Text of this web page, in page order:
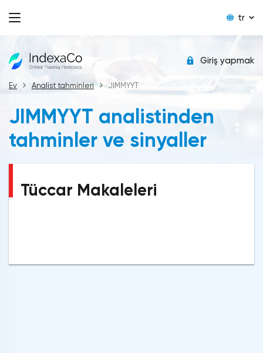
tr
Giriş yapmak
Ev Analist tahminleri JIMMYYT
JIMMYYT analistinden
tahminler ve sinyaller
Tüccar Makaleleri